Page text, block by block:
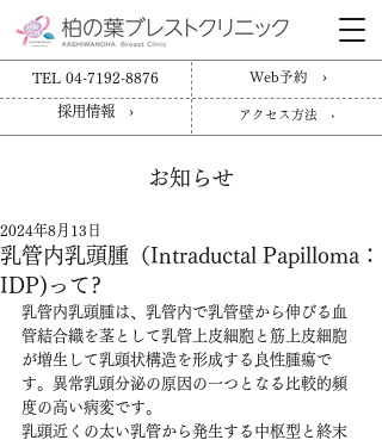
TEL 04-7192-8876 Web予約 ›
採用情報 › アクセス方法 ›
お知らせ
乳管内乳頭腫（Intraductal Papilloma：
IDP)って?
2024年8月13日
乳管内乳頭腫は、乳管内で乳管壁から伸びる血
管結合織を茎として乳管上皮細胞と筋上皮細胞
が増生して乳頭状構造を形成する良性腫瘍で
す。異常乳頭分泌の原因の一つとなる比較的頻
度の高い病変です。
乳頭近くの太い乳管から発生する中枢型と終末